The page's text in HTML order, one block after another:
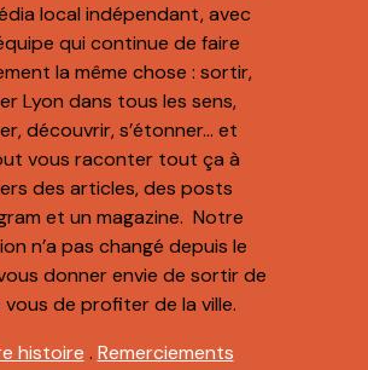
local indépendant, avec
qui continue de faire
la même chose : sortir,
Lyon dans tous les sens,
découvrir, s’étonner… et
vous raconter tout ça à
des articles, des posts
et un magazine. Notre
n’a pas changé depuis le
donner envie de sortir de
vous de profiter de la ville.
histoire . Remerciements